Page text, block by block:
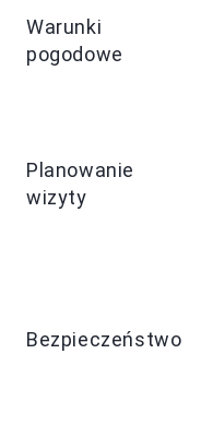
Warunki
pogodowe
Planowanie
wizyty
Bezpieczeństwo